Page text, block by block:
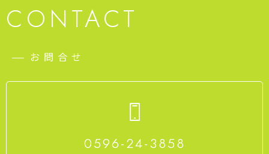
CONTACT
お問合せ
0596-24-3858